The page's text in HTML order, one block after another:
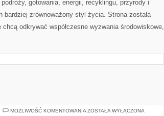
gotowania, energii, recyklingu, przyrody i
bardziej zrównoważony styl życia. Strona została
odkrywać współczesne wyzwania środowiskowe,
MOŻLIWOŚĆ KOMENTOWANIA TRENDY
ZOSTAŁA WYŁĄCZONA